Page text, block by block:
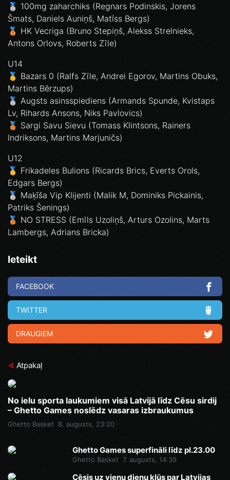
🥈 100mg zaharchiks (Regnars Podinskis, Jorens
Šmats, Daniels Auniņš, Matīss Bergs)
🥉 HK Vecriga (Bruno Stepiņš, Alekss Strelnieks,
Antons Orlovs, Roberts Zīle)
U14
🥇 Bazars 0 (Ralfs Zīle, Andrei Egorov, Martins Obuks,
Martins Bērzups)
🥈 Augsts asinsspiediens (Armands Spunde, Kvistaps
Lv, Rihards Ansons, Niks Pavlovics)
🥉 Sargi Savu Sievu (Tomass Klintsons, Rainers
Indriksons, Martins Marjuničs)
U12
🥇 Frikadeles Bulions (Ricards Brics, Everts Orols,
Edgars Bergs)
🥈 Maķīša Vip Klijenti (Malik M, Dominiks Pickainis,
Patriks Šenings)
🥉 NO STRESS (Emīls Uzoliņš, Arturs Ozolins, Marts
Lambergs, Adrians Bricka)
Ieteikt
FACEBOOK
TWITTER
DRAUGIEM
Atpakaļ
No ielu sporta laukumiem visā Latvijā līdz Cēsu sirdij
– Ghetto Games noslēdz vasaras izbraukumus
Ghetto Basket 8. augusts, 23:20
Ghetto Games superfināli līdz pl.23.00
Ghetto Basket 7. augusts, 14:39
Cēsis uz vienu dienu kļūs par Latvijas